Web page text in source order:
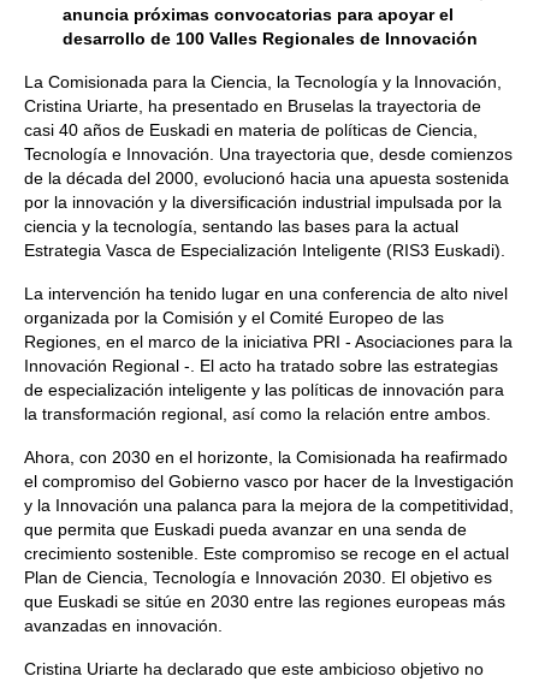
anuncia próximas convocatorias para apoyar el
desarrollo de 100 Valles Regionales de Innovación
La Comisionada para la Ciencia, la Tecnología y la Innovación,
Cristina Uriarte, ha presentado en Bruselas la trayectoria de
casi 40 años de Euskadi en materia de políticas de Ciencia,
Tecnología e Innovación. Una trayectoria que, desde comienzos
de la década del 2000, evolucionó hacia una apuesta sostenida
por la innovación y la diversificación industrial impulsada por la
ciencia y la tecnología, sentando las bases para la actual
Estrategia Vasca de Especialización Inteligente (RIS3 Euskadi).
La intervención ha tenido lugar en una conferencia de alto nivel
organizada por la Comisión y el Comité Europeo de las
Regiones, en el marco de la iniciativa PRI - Asociaciones para la
Innovación Regional -. El acto ha tratado sobre las estrategias
de especialización inteligente y las políticas de innovación para
la transformación regional, así como la relación entre ambos.
Ahora, con 2030 en el horizonte, la Comisionada ha reafirmado
el compromiso del Gobierno vasco por hacer de la Investigación
y la Innovación una palanca para la mejora de la competitividad,
que permita que Euskadi pueda avanzar en una senda de
crecimiento sostenible. Este compromiso se recoge en el actual
Plan de Ciencia, Tecnología e Innovación 2030. El objetivo es
que Euskadi se sitúe en 2030 entre las regiones europeas más
avanzadas en innovación.
Cristina Uriarte ha declarado que este ambicioso objetivo no